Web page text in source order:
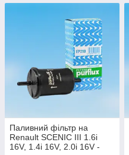
Паливний фільтр на
Renault SCENIC III 1.6i
16V, 1.4i 16V, 2.0i 16V -